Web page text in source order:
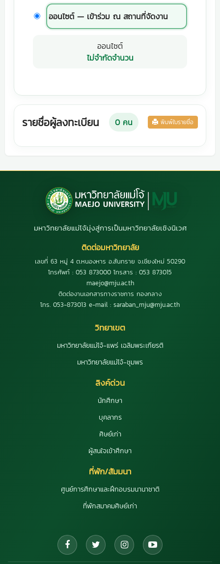
ออนไซต์ — เข้าร่วม ณ สถานที่จัดงาน
ออนไซต์
ไม่จำกัดจำนวน
รายชื่อผู้ลงทะเบียน 0คน พิมพ์ใบรายชื่อ
มหาวิทยาลัยแม่โจ้มุ่งสู่การเป็นมหาวิทยาลัยเชิงนิเวศ
ติดต่อมหาวิทยาลัย
เลขที่ 63 หมู่ 4 ต.หนองหาร อ.สันทราย จ.เชียงใหม่ 50290
โทรศัพท์ : 053 873000 โทรสาร : 053 873015
maejo@mju.ac.th
ติดต่องานเอกสารทางราชการ กองกลาง
โทร. 053-873013 e-mail : saraban_mju@mju.ac.th
วิทยาเขต
มหาวิทยาลัยแม่โจ้-แพร่ เฉลิมพระเกียรติ
มหาวิทยาลัยแม่โจ้-ชุมพร
ลิงค์ด่วน
นักศึกษา
บุคลากร
ศิษย์เก่า
ผู้สนใจเข้าศึกษา
ที่พัก/สัมมนา
ศูนย์การศึกษาและฝึกอบรมนานาชาติ
ที่พักสมาคมศิษย์เก่า